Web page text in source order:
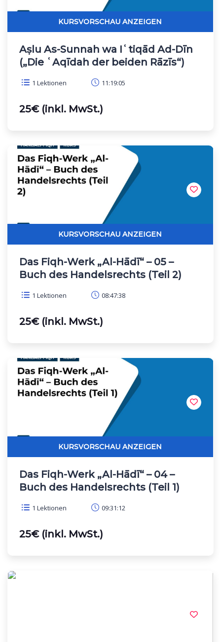
Aṣlu As-Sunnah wa Iʿtiqād Ad-Dīn
(„Die ʿAqīdah der beiden Rāzīs“)
1 Lektionen 11:19:05
25€ (inkl. MwSt.)
Das Fiqh-Werk „Al-Hādī“ – 05 –
Buch des Handelsrechts (Teil 2)
1 Lektionen 08:47:38
25€ (inkl. MwSt.)
Das Fiqh-Werk „Al-Hādī“ – 04 –
Buch des Handelsrechts (Teil 1)
1 Lektionen 09:31:12
25€ (inkl. MwSt.)